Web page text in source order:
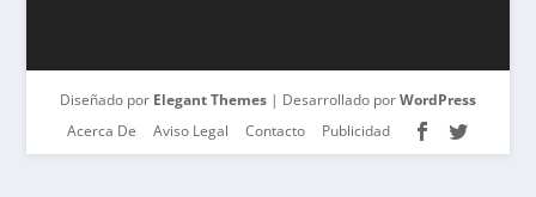
Diseñado por Elegant Themes| Desarrollado porWordPress
Acerca De
Aviso Legal Contacto Publicidad